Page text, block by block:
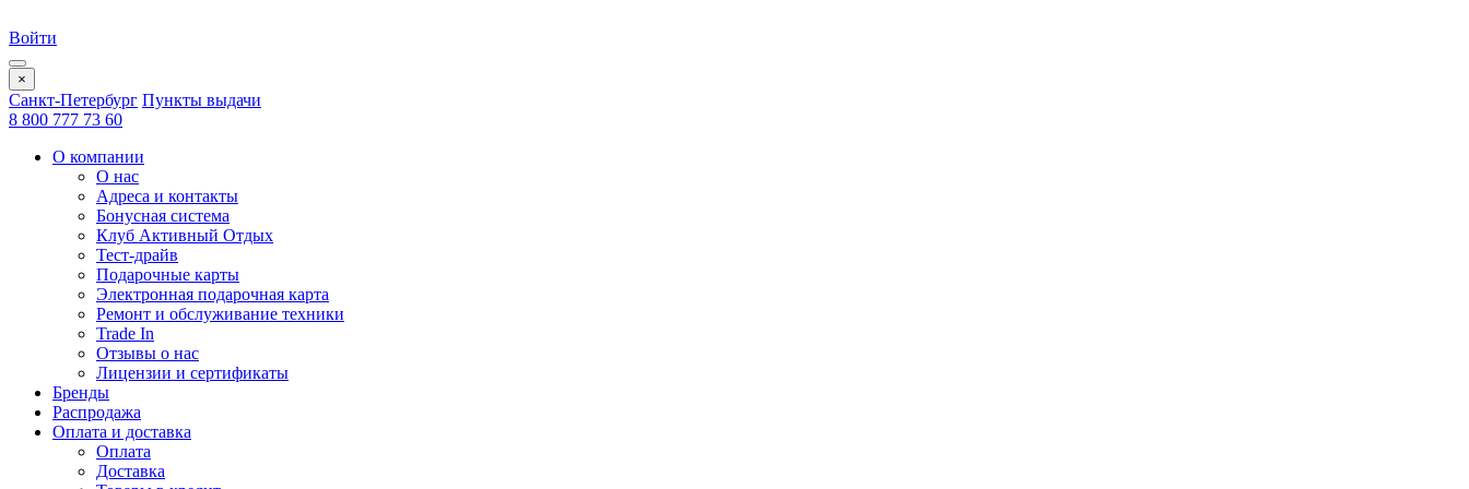
Войти
×
Санкт-Петербург Пункты выдачи
8 800 777 73 60
О компании
О нас
Адреса и контакты
Бонусная система
Клуб Активный Отдых
Тест-драйв
Подарочные карты
Электронная подарочная карта
Ремонт и обслуживание техники
Trade In
Отзывы о нас
Лицензии и сертификаты
Бренды
Распродажа
Оплата и доставка
Оплата
Доставка